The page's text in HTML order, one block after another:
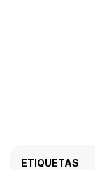
ETIQUETAS